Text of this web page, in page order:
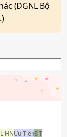
(ĐGNL Bộ
HNƯu TiênĐT